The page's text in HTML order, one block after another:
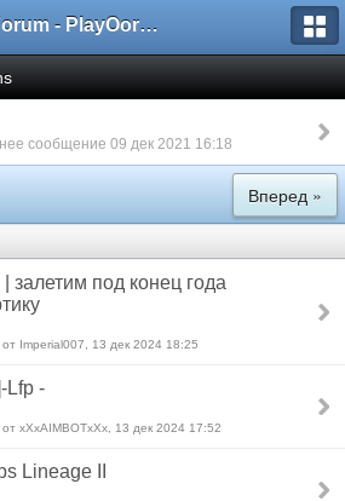
Forum - PlayOorbis.net
сообщение 09 дек 2021 16:18
Вперед »
залетим под конец года
Imperial007, 13 дек 2024 18:25
Lfp -
xXxAIMBOTxXx, 13 дек 2024 17:52
Lineage II